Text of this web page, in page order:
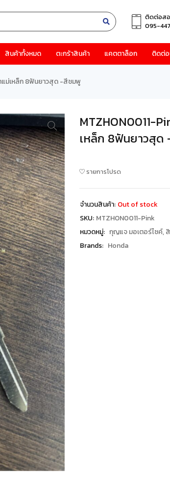
ติดต่อส
095-
สินค้าทั้งหมด ตะกร้าสินค้า แคตตาล็อก ติดต่อ
ม่เหล็ก 8ฟันยาวสุด -สีชมพู
MTZHON0011-
เหล็ก 8ฟันยาวสุ
รายการโปรด
จำนวนสินค้า: Out of stock
SKU: MTZHON0011-Pink
หมวดหมู่: กุญแจ มอเตอร์ไซค์,
Brands: Honda